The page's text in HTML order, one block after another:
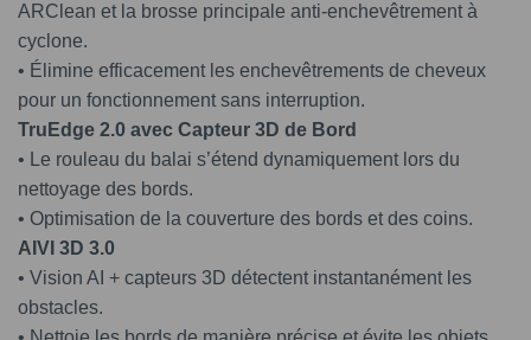
ARClean et la brosse principale anti-enchevêtrement à
cyclone.
• Élimine efficacement les enchevêtrements de cheveux
pour un fonctionnement sans interruption.
TruEdge 2.0 avec Capteur 3D de Bord
• Le rouleau du balai s’étend dynamiquement lors du
nettoyage des bords.
• Optimisation de la couverture des bords et des coins.
AIVI 3D 3.0
• Vision AI + capteurs 3D détectent instantanément les
obstacles.